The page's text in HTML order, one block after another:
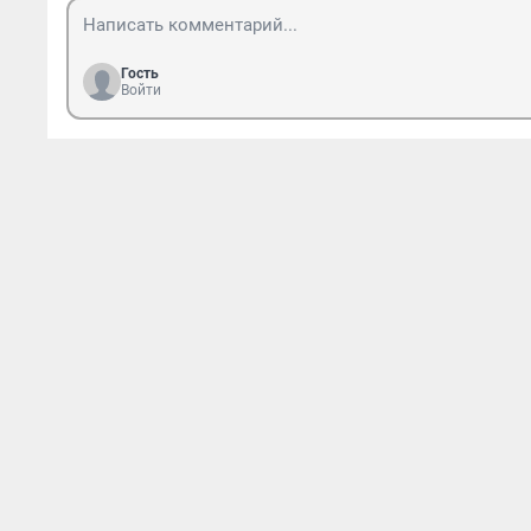
Гость
Войти